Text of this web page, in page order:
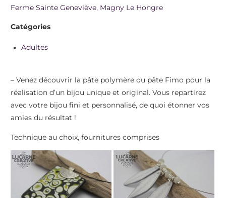
Ferme Sainte Geneviève, Magny Le Hongre
Catégories
Adultes
– Venez découvrir la pâte polymère ou pâte Fimo pour la
réalisation d’un bijou unique et original. Vous repartirez
avec votre bijou fini et personnalisé, de quoi étonner vos
amies du résultat !
Technique au choix, fournitures comprises